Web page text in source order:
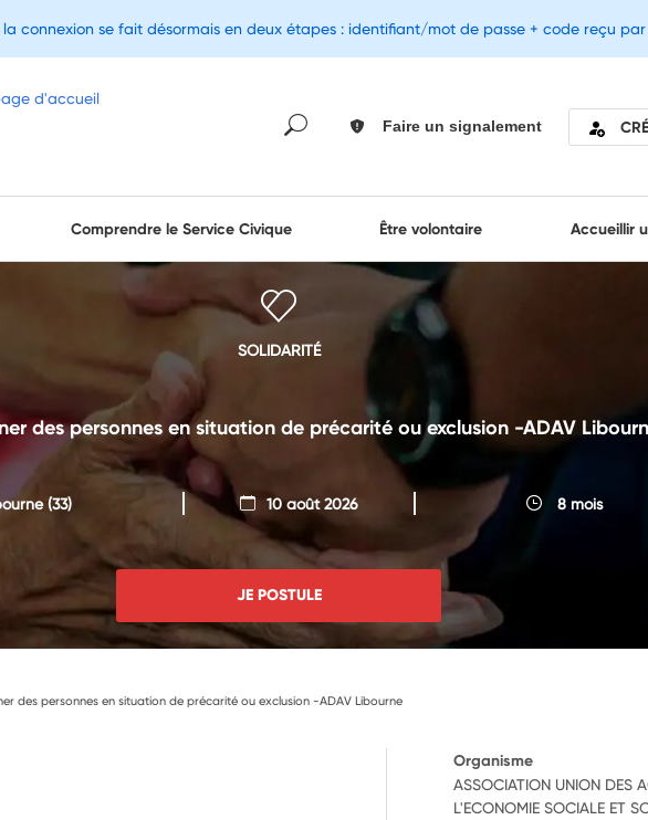
Faire un signalement
Comprendre le Service Civique Être volontaire Accueillir
SOLIDARITÉ
des personnes en situation de précarité ou exclusion -ADAV
(33) 10 août 2026 8 mois
JE POSTULE
des personnes en situation de précarité ou exclusion -ADAV Libourne
Organisme
ASSOCIATION UNION DES
L'ECONOMIE SOCIALE ET
la connexion se fait désormais en deux étapes : identifiant/mot de passe + code reçu